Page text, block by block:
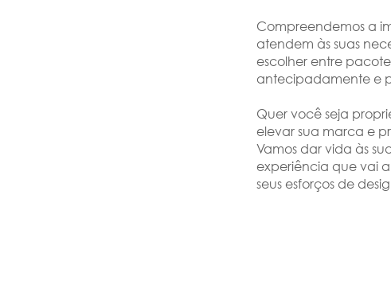
Compreendemos a
atendem às suas
escolher entre
antecipadamente e
Quer você seja
elevar sua marca e
Vamos dar vida às
experiência que vai
seus esforços de